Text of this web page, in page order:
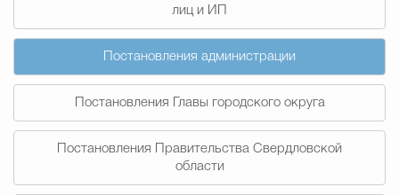
Муниципальные
лиц и ИП
Постановления администрации
Постановления Главы городского округа
Постановления Правительства Свердловской
области